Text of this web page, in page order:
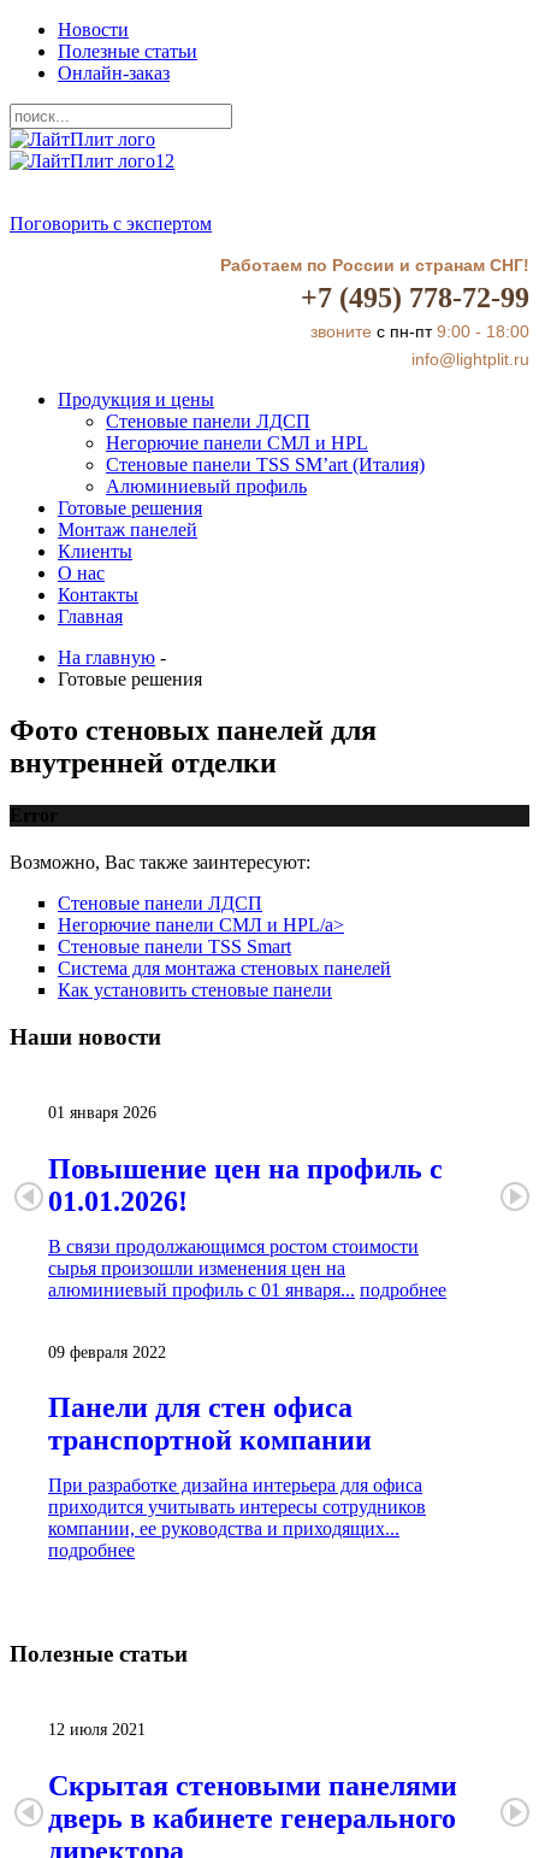
Новости
Полезные статьи
Онлайн-заказ
Поговорить с экспертом
Работаем по России и странам СНГ!
+7 (495) 778-72-99
звоните с пн-пт9:00 - 18:00
info@lightplit.ru
Продукция и цены
Стеновые панели ЛДСП
Негорючие панели СМЛ и HPL
Стеновые панели TSS SM’art (Италия)
Алюминиевый профиль
Готовые решения
Монтаж панелей
Клиенты
О нас
Контакты
Главная
На главную -
Готовые решения
Фото стеновых панелей для
внутренней отделки
Error
Возможно, Вас также заинтересуют:
Стеновые панели ЛДСП
Негорючие панели СМЛ и HPL/a>
Стеновые панели TSS Smart
Система для монтажа стеновых панелей
Как установить стеновые панели
Наши новости
01 января 2026
Повышение цен на профиль с
01.01.2026!
В связи продолжающимся ростом стоимости
сырья произошли изменения цен на
алюминиевый профиль с 01 января... подробнее
09 февраля 2022
Панели для стен офиса
транспортной компании
При разработке дизайна интерьера для офиса
приходится учитывать интересы сотрудников
компании, ее руководства и приходящих...
подробнее
Полезные статьи
12 июля 2021
Скрытая стеновыми панелями
дверь в кабинете генерального
директора